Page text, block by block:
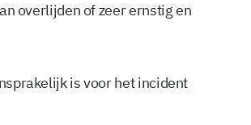
overlijden of zeer ernstig en
is voor het incident